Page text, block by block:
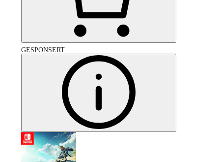
GESPONSERT